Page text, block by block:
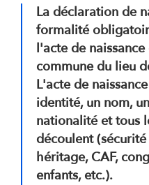
La déclaration de
formalité
l'acte de
commune du lieu
L'acte de
identité, un nom,
nationalité et tous
découlent
héritage, CAF,
enfants, etc.).